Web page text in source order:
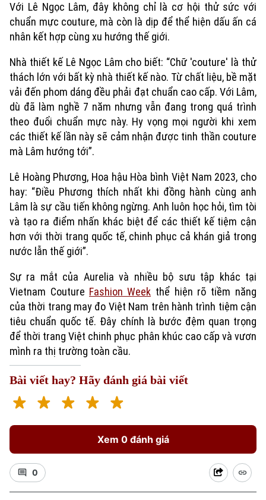
Chuyên mục
Thời sự
Hà Nội
Chính trị
Xã hội
An ninh trật tự
Công nghệ
Hà Nội
Nhịp sống Hà Nội
Người Hà Nội
Khoảnh khắc Hà Nội
Ẩm thực
Thế giới
Tin tức
Quân sự
Người Việt 4 phương
Kinh tế
Tin tức
Cafe sáng
Tài chính Ngân hàng
Nhà đất
Tin tức
Đất đai
Kinh nghiệm
Xe máy
Tin tức
Tuyển sinh
Văn hóa
Sức khỏe
Với Lê Ngọc Lâm, đây không chỉ là cơ hội thử sức với
chuẩn mực couture, mà còn là dịp để thể hiện dấu ấn cá
nhân kết hợp cùng xu hướng thế giới.
Nhà thiết kế Lê Ngọc Lâm cho biết: “Chữ 'couture' là thử
thách lớn với bất kỳ nhà thiết kế nào. Từ chất liệu, bề mặt
vải đến phom dáng đều phải đạt chuẩn cao cấp. Với Lâm,
dù đã làm nghề 7 năm nhưng vẫn đang trong quá trình
theo đuổi chuẩn mực này. Hy vọng mọi người khi xem
các thiết kế lần này sẽ cảm nhận được tinh thần couture
mà Lâm hướng tới”.
Lê Hoàng Phương, Hoa hậu Hòa bình Việt Nam 2023, cho
hay: “Điều Phương thích nhất khi đồng hành cùng anh
Lâm là sự cầu tiến không ngừng. Anh luôn học hỏi, tìm tòi
và tạo ra điểm nhấn khác biệt để các thiết kế tiệm cận
hơn với thời trang quốc tế, chinh phục cả khán giả trong
nước lẫn thế giới”.
Sự ra mắt của Aurelia và nhiều bộ sưu tập khác tại
Vietnam Couture Fashion Week thể hiện rõ tiềm năng
của thời trang may đo Việt Nam trên hành trình tiệm cận
tiêu chuẩn quốc tế. Đây chính là bước đệm quan trọng
để thời trang Việt chinh phục phân khúc cao cấp và vươn
mình ra thị trường toàn cầu.
Bài viết hay? Hãy đánh giá bài viết
Xem 0 đánh giá
0